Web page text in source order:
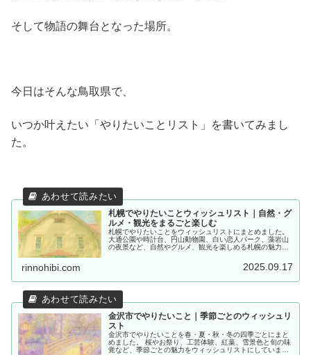
そして物語の舞台となった場所。
今日はそんな鳥取県で、
いつか叶えたい「やりたいことリスト」を書いてみまし
た。
札幌でやりたいことウィッシュリスト｜自然・グ
ルメ・観光をまるごと楽しむ
札幌でやりたいことをウィッシュリストにまとめました。
大通公園や時計台、円山動物園、白い恋人パーク、藻岩山
の夜景など、自然やグルメ、観光を楽しめる札幌の魅力を
rinnohibi.com 2025.09.17
金沢市でやりたいこと｜季節ごとのウィッシュリ
スト
金沢市でやりたいことを春・夏・秋・冬の四季ごとにまと
めました。 桜やお祭り、工芸体験、紅葉、雪景色と旬の味
覚など、季節ごとの魅力をウィッシュリストにしていま